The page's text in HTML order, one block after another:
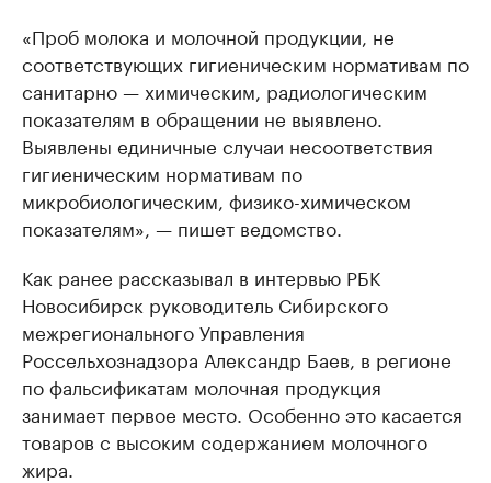
«Проб молока и молочной продукции, не
соответствующих гигиеническим нормативам по
санитарно — химическим, радиологическим
показателям в обращении не выявлено.
Выявлены единичные случаи несоответствия
гигиеническим нормативам по
микробиологическим, физико-химическом
показателям», — пишет ведомство.
Как ранее рассказывал в интервью РБК
Новосибирск руководитель Сибирского
межрегионального Управления
Россельхознадзора Александр Баев, в регионе
по фальсификатам молочная продукция
занимает первое место. Особенно это касается
товаров с высоким содержанием молочного
жира.